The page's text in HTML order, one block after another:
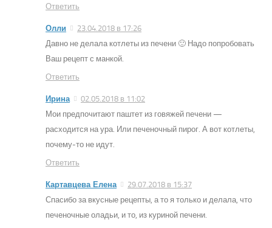
Ответить
Олли
23.04.2018 в 17:26
Давно не делала котлеты из печени 🙂 Надо попробовать
Ваш рецепт с манкой.
Ответить
Ирина
02.05.2018 в 11:02
Мои предпочитают паштет из говяжей печени —
расходится на ура. Или печеночный пирог. А вот котлеты,
почему-то не идут.
Ответить
Картавцева Елена
29.07.2018 в 15:37
Спасибо за вкусные рецепты, а то я только и делала, что
печеночные оладьи, и то, из куриной печени.